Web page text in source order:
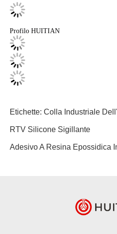
Profilo HUITIAN
Etichette: Colla Industriale
RTV Silicone Sigillante
Adesivo A Resina Epossidica